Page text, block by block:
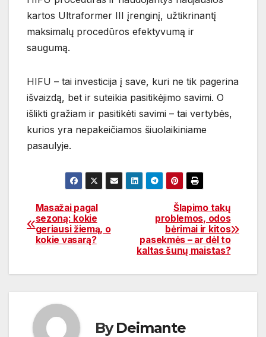
kartos Ultraformer III įrenginį, užtikrinantį
maksimalų procedūros efektyvumą ir
saugumą.
HIFU – tai investicija į save, kuri ne tik pagerina
išvaizdą, bet ir suteikia pasitikėjimo savimi. O
išlikti gražiam ir pasitikėti savimi – tai vertybės,
kurios yra nepakeičiamos šiuolaikiniame
pasaulyje.
Navigacija
tarp
Šlapimo takų
problemos, odos
bėrimai ir kitos
pasekmės – ar dėl to
kaltas šunų maistas?
Masažai pagal
sezoną: kokie
geriausi žiemą, o
kokie vasarą?
ByDeimante